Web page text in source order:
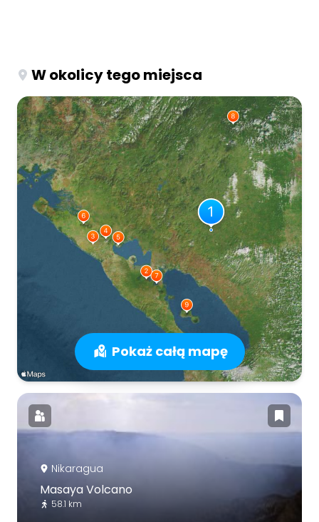
W okolicy tego miejsca
Pokaż całą mapę
Nikaragua
Masaya Volcano
58.1 km